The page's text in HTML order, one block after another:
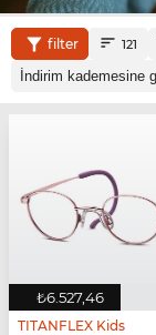
filter 121
₺6.527,46
TITANFLEX Kids